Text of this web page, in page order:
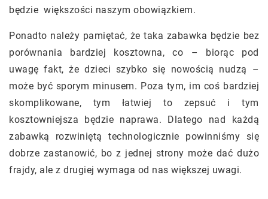
będzie większości naszym obowiązkiem.
Ponadto należy pamiętać, że taka zabawka będzie bez
porównania bardziej kosztowna, co – biorąc pod
uwagę fakt, że dzieci szybko się nowością nudzą –
może być sporym minusem. Poza tym, im coś bardziej
skomplikowane, tym łatwiej to zepsuć i tym
kosztowniejsza będzie naprawa. Dlatego nad każdą
zabawką rozwiniętą technologicznie powinniśmy się
dobrze zastanowić, bo z jednej strony może dać dużo
frajdy, ale z drugiej wymaga od nas większej uwagi.